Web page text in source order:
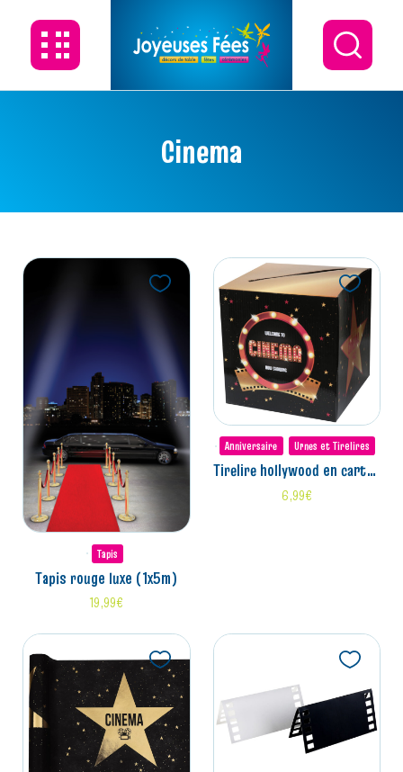
Cinema
Tapis
tapis rouge luxe (1x5m)
19,99€
Anniversaire Urnes et Tirelires
tirelire hollywood en carton (20x20x20cm)
6,99€